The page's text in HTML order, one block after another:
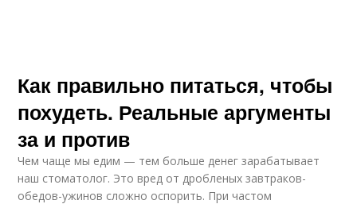
Как правильно питаться, чтобы
похудеть. Реальные аргументы
за и против
Чем чаще мы едим — тем больше денег зарабатывает
наш стоматолог. Это вред от дробленых завтраков-
обедов-ужинов сложно оспорить. При частом